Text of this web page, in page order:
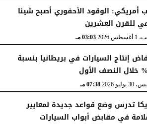
أمريكي: الوقود الأحفوري أصبح شيئا
للقرن العشرين
2026 03:03 مـ
إنتاج السيارات في بريطانيا بنسبة
2026 07:38 مـ
تدرس وضع قواعد جديدة لمعايير
في مقابض أبواب السيارات